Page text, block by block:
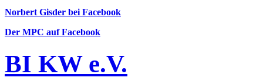
Norbert Gisder bei Facebook
Der MPC auf Facebook
BI KW e.V.